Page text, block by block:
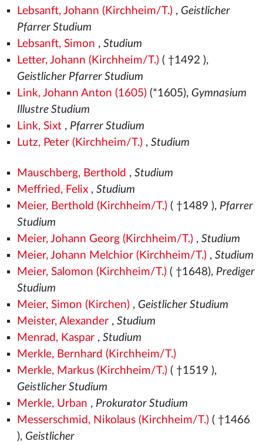
Lebsanft, Johann (Kirchheim/T.), Geistlicher
Pfarrer Studium
Lebsanft, Simon , Studium
Letter, Johann (Kirchheim/T.)( †1492 ),
Geistlicher Pfarrer Studium
Link, Johann Anton (1605)(*1605), Gymnasium
Illustre Studium
Link, Sixt, Pfarrer Studium
Lutz, Peter (Kirchheim/T.), Studium
Mauschberg, Berthold , Studium
Meffried, Felix, Studium
Meier, Berthold (Kirchheim/T.)( †1489 ), Pfarrer
Studium
Meier, Johann Georg (Kirchheim/T.), Studium
Meier, Johann Melchior (Kirchheim/T.), Studium
Meier, Salomon (Kirchheim/T.)( †1648), Prediger
Studium
Meier, Simon (Kirchen), Geistlicher Studium
Meister, Alexander, Studium
Menrad, Kaspar, Studium
Merkle, Bernhard (Kirchheim/T.)
Merkle, Markus (Kirchheim/T.)( †1519 ),
Geistlicher Studium
Merkle, Urban , Prokurator Studium
Messerschmid, Nikolaus (Kirchheim/T.)( †1466
), Geistlicher